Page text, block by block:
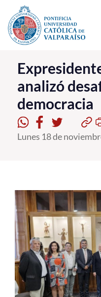
Click acá para ir directamente
La Universidad
Investigación, Creación
PUCV Internacional
Vinculación con el
Postgrado
Formación Continua
Estudiantes
Académicos
Funcionarios
analizó
democracia
Lunes 18 de